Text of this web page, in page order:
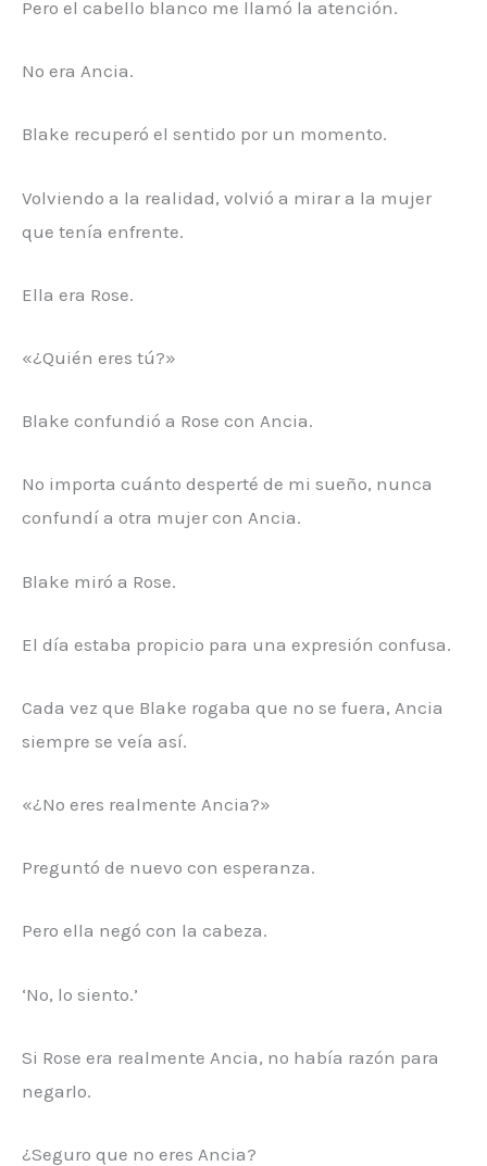
Pero el cabello blanco me llamó la atención.
No era Ancia.
Blake recuperó el sentido por un momento.
Volviendo a la realidad, volvió a mirar a la mujer
que tenía enfrente.
Ella era Rose.
«¿Quién eres tú?»
Blake confundió a Rose con Ancia.
No importa cuánto desperté de mi sueño, nunca
confundí a otra mujer con Ancia.
Blake miró a Rose.
El día estaba propicio para una expresión confusa.
Cada vez que Blake rogaba que no se fuera, Ancia
siempre se veía así.
«¿No eres realmente Ancia?»
Preguntó de nuevo con esperanza.
Pero ella negó con la cabeza.
‘No, lo siento.’
Si Rose era realmente Ancia, no había razón para
negarlo.
¿Seguro que no eres Ancia?